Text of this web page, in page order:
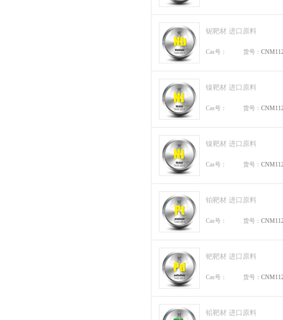
铌靶材 进口原料
Cas号： 货号：
镍靶材 进口原料
Cas号： 货号：
镍靶材 进口原料
Cas号： 货号：
铂靶材 进口原料
Cas号： 货号：
钯靶材 进口原料
Cas号： 货号：
铅靶材 进口原料